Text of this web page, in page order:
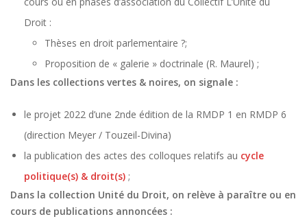
Droit :
Thèses en droit parlementaire ?;
Proposition de « galerie » doctrinale (R. Maurel) ;
Dans les collections vertes & noires, on signale :
le projet 2022 d’une 2nde édition de la RMDP 1 en RMDP 6
(direction Meyer / Touzeil-Divina)
la publication des actes des colloques relatifs au cycle
politique(s) & droit(s) ;
Dans la collection Unité du Droit, on relève à paraître ou en
cours de publications annoncées :